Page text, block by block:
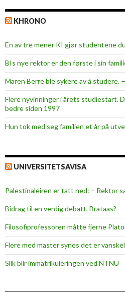
t
k
e
t
r
e
i
n
KHRONO
En av tre mener KI gjør studentene
BIs nye rektor er den første i sin
Maren Berre ble sykere av å studere.
Flere nyvinninger i årets studiestart.
bedre siden 1997
Hun tok med seg familien et år på
UNIVERSITETSAVISA
Palestinaleiren er tatt ned: – Rektor
Bidrag til en verdig debatt, Brataas?
Filosofiprofessoren måtte fjerne
Flere med master synes det er
Slik blir immatrikuleringen ved NTNU